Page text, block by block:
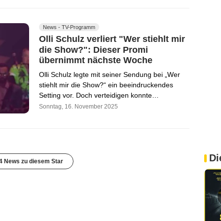
News - TV-Programm
Olli Schulz verliert "Wer stiehlt mir
die Show?": Dieser Promi
übernimmt nächste Woche
Olli Schulz legte mit seiner Sendung bei „Wer
stiehlt mir die Show?“ ein beeindruckendes
Setting vor. Doch verteidigen konnte…
Sonntag, 16. November 2025
News zu diesem Star